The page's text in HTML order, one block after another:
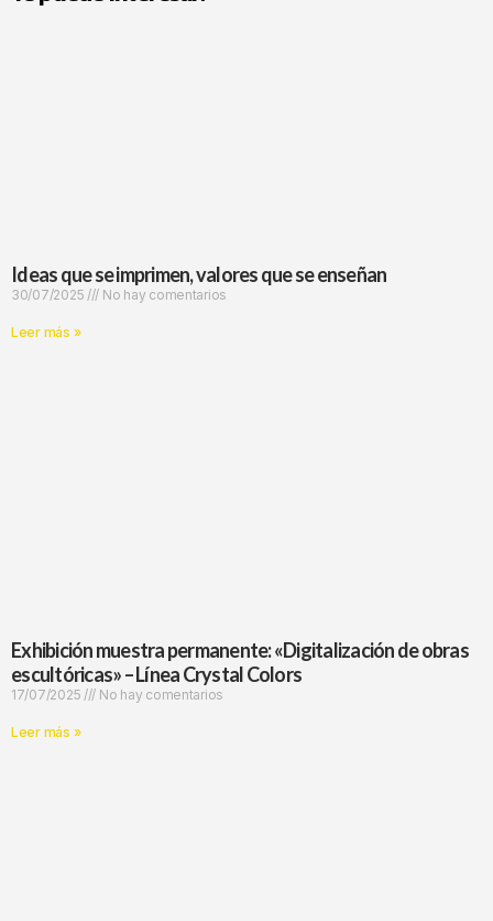
Ideas que se imprimen, valores que se enseñan
30/07/2025 No hay comentarios
Leer más »
Exhibición muestra permanente: «Digitalización de obras
escultóricas» – Línea Crystal Colors
17/07/2025 No hay comentarios
Leer más »